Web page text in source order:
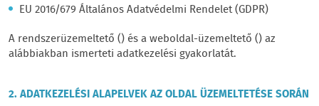
EU 2016/679 Általános Adatvédelmi Rendelet (GDPR)
A rendszerüzemeltető () és a weboldal-üzemeltető () az
alábbiakban ismerteti adatkezelési gyakorlatát.
2. ADATKEZELÉSI ALAPELVEK AZ OLDAL ÜZEMELTETÉSE SORÁN